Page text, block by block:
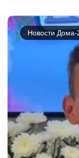
Новости Дома-